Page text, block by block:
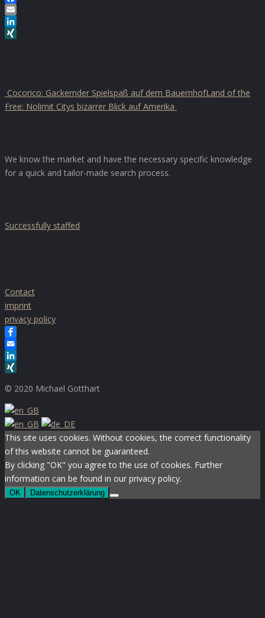
Facebook
Email
LinkedIn
Cocorico: Gackernder Spielspaß auf dem BauernhofLand of the
Free: Nolimit Citys bizarrer Blick auf Amerika
We know the market and have the necessary specific knowledge
for a quick and tailor-made search process.
Successfully staffed
Contact
imprint
privacy policy
Facebook
Email
LinkedIn
© 2020 Michael Gotthart
This site uses cookies. Without cookies, the correct functionality
of this website cannot be guaranteed.
By clicking "OK" you agree to the use of cookies. Further
information can be found in our privacy policy.
OK Datenschutzerklärung